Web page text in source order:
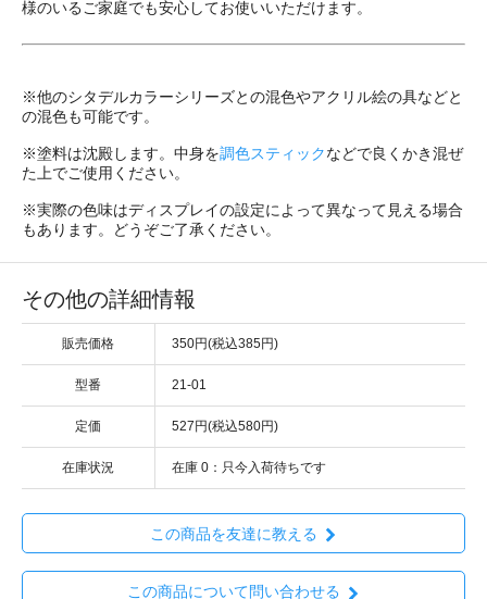
様のいるご家庭でも安心してお使いいただけます。
※他のシタデルカラーシリーズとの混色やアクリル絵の具などと
の混色も可能です。
※塗料は沈殿します。中身を調色スティックなどで良くかき混ぜ
た上でご使用ください。
※実際の色味はディスプレイの設定によって異なって見える場合
もあります。どうぞご了承ください。
その他の詳細情報
販売価格 350円(税込385円)
型番 21-01
定価 527円(税込580円)
在庫状況 在庫 0：只今入荷待ちです
この商品を友達に教える
この商品について問い合わせる